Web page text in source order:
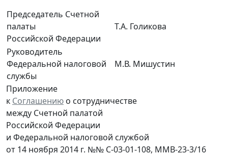
Председатель Счетной
палаты
Российской Федерации
Т.А. Голикова
Руководитель
Федеральной налоговой
службы
М.В. Мишустин
Приложение
к Соглашению о сотрудничестве
между Счетной палатой
Российской Федерации
и Федеральной налоговой службой
от 14 ноября 2014 г. №№ С-03-01-108, ММВ-23-3/16